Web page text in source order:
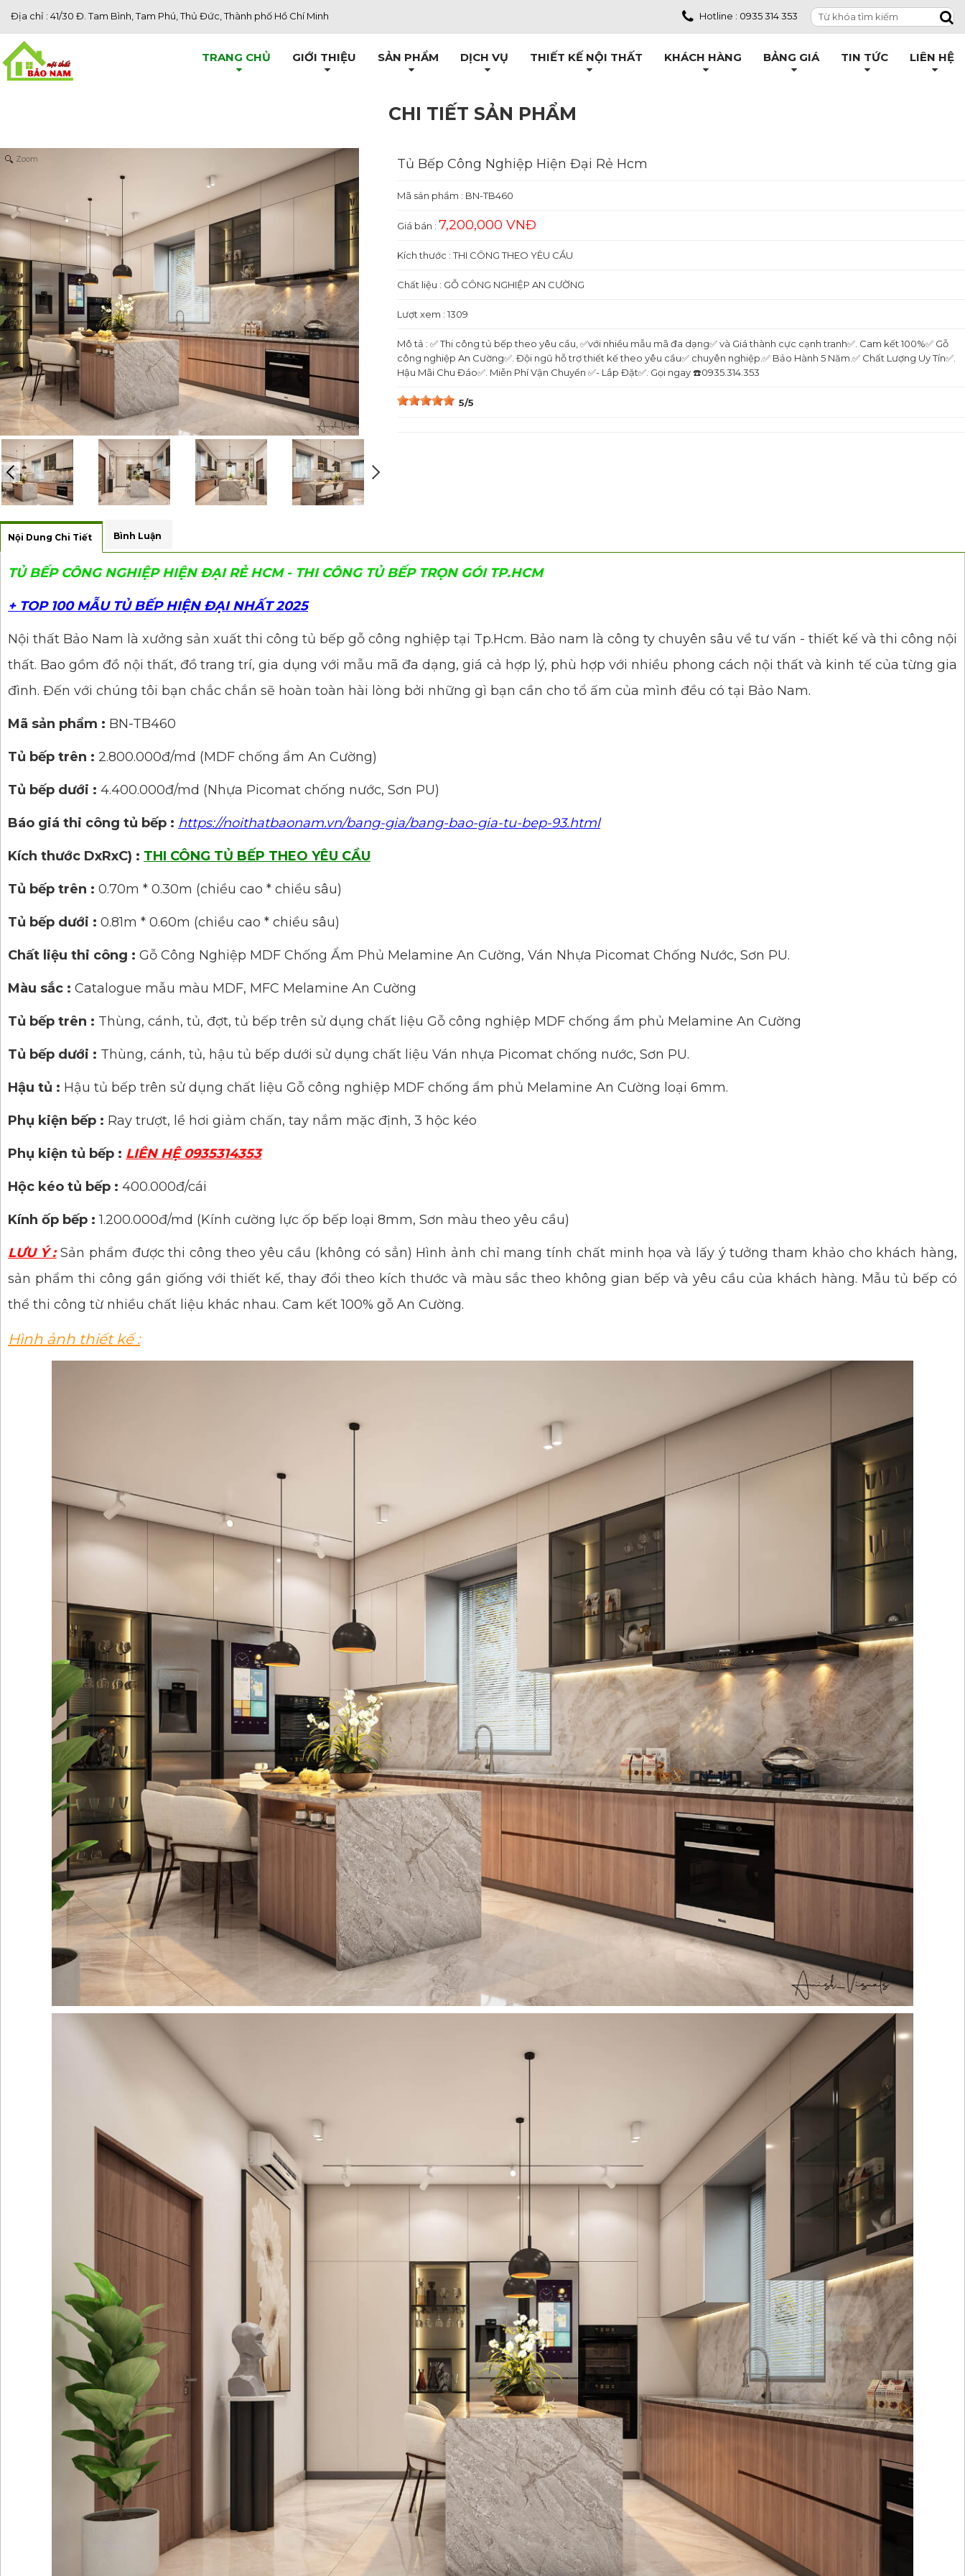
Địa chỉ : 41/30 Đ. Tam Bình, Tam Phú, Thủ Đức, Thành phố Hồ Chí Minh Hotline : 0935 314 353
TRANG CHỦ GIỚI THIỆU SẢN PHẨM DỊCH VỤ THIẾT KẾ NỘI THẤT KHÁCH HÀNG BẢNG GIÁ TIN TỨC LIÊN HỆ
CHI TIẾT SẢN PHẨM
Zoom Tủ Bếp Công Nghiệp Hiện Đại Rẻ Hcm
Mã sản phẩm : BN-TB460
Giá bán : 7,200,000 VNĐ
Kích thước : THI CÔNG THEO YÊU CẦU
Chất liệu : GỖ CÔNG NGHIỆP AN CƯỜNG
Lượt xem : 1309
Mô tả : ✅ Thi công tủ bếp theo yêu cầu, ✅với nhiều mẫu mã đa dạng✅ và Giá thành cực cạnh tranh✅. Cam kết 100%✅ Gỗ
công nghiệp An Cường✅. Đội ngũ hỗ trợ thiết kế theo yêu cầu✅ chuyên nghiệp.✅ Bảo Hành 5 Năm.✅ Chất Lượng Uy Tín✅.
Hậu Mãi Chu Đáo✅. Miễn Phí Vận Chuyển ✅- Lắp Đặt✅. Gọi ngay ☎️0935.314.353
5/5
Nội Dung Chi Tiết Bình Luận
TỦ BẾP CÔNG NGHIỆP HIỆN ĐẠI RẺ HCM - THI CÔNG TỦ BẾP TRỌN GÓI TP.HCM
+ TOP 100 MẪU TỦ BẾP HIỆN ĐẠI NHẤT 2025
Nội thất Bảo Nam là xưởng sản xuất thi công tủ bếp gỗ công nghiệp tại Tp.Hcm. Bảo nam là công ty chuyên sâu về tư vấn - thiết kế và thi công nội
thất. Bao gồm đồ nội thất, đồ trang trí, gia dụng với mẫu mã đa dạng, giá cả hợp lý, phù hợp với nhiều phong cách nội thất và kinh tế của từng gia
đình. Đến với chúng tôi bạn chắc chắn sẽ hoàn toàn hài lòng bởi những gì bạn cần cho tổ ấm của mình đều có tại Bảo Nam.
Mã sản phẩm : BN-TB460
Tủ bếp trên : 2.800.000đ/md (MDF chống ẩm An Cường)
Tủ bếp dưới : 4.400.000đ/md (Nhựa Picomat chống nước, Sơn PU)
Báo giá thi công tủ bếp : https://noithatbaonam.vn/bang-gia/bang-bao-gia-tu-bep-93.html
Kích thước DxRxC) : THI CÔNG TỦ BẾP THEO YÊU CẦU
Tủ bếp trên : 0.70m * 0.30m (chiều cao * chiều sâu)
Tủ bếp dưới : 0.81m * 0.60m (chiều cao * chiều sâu)
Chất liệu thi công : Gỗ Công Nghiệp MDF Chống Ẩm Phủ Melamine An Cường, Ván Nhựa Picomat Chống Nước, Sơn PU.
Màu sắc : Catalogue mẫu màu MDF, MFC Melamine An Cường
Tủ bếp trên : Thùng, cánh, tủ, đợt, tủ bếp trên sử dụng chất liệu Gỗ công nghiệp MDF chống ẩm phủ Melamine An Cường
Tủ bếp dưới : Thùng, cánh, tủ, hậu tủ bếp dưới sử dụng chất liệu Ván nhựa Picomat chống nước, Sơn PU.
Hậu tủ : Hậu tủ bếp trên sử dụng chất liệu Gỗ công nghiệp MDF chống ẩm phủ Melamine An Cường loại 6mm.
Phụ kiện bếp : Ray trượt, lề hơi giảm chấn, tay nắm mặc định, 3 hộc kéo
Phụ kiện tủ bếp : LIÊN HỆ 0935314353
Hộc kéo tủ bếp : 400.000đ/cái
Kính ốp bếp :1.200.000đ/md (Kính cường lực ốp bếp loại 8mm, Sơn màu theo yêu cầu)
LƯU Ý :Sản phẩm được thi công theo yêu cầu (không có sẳn) Hình ảnh chỉ mang tính chất minh họa và lấy ý tưởng tham khảo cho khách hàng,
sản phẩm thi công gần giống với thiết kế, thay đổi theo kích thước và màu sắc theo không gian bếp và yêu cầu của khách hàng. Mẫu tủ bếp có
thể thi công từ nhiều chất liệu khác nhau. Cam kết 100% gỗ An Cường.
Hình ảnh thiết kế :